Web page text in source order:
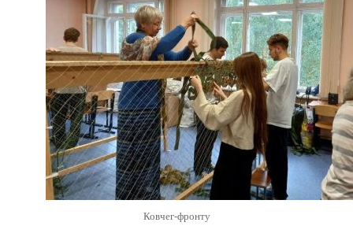
Ковчег-фронту